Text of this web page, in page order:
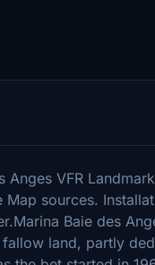
VFR
sources.
Baie des
land, partly